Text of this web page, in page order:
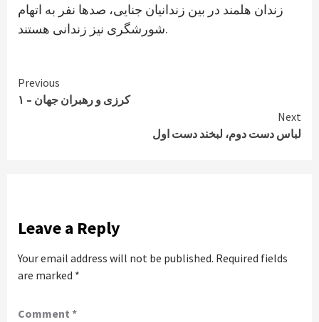
زندان هلمند در بین زندانیان جنایی، صدها نفر به اتهام
شورشگری نیز زندانی هستند.
Continue
Reading
Previous
کرزی و رهبران جهان – ۱
Next
لباس دست دوم، لبخند دست اول
Leave a Reply
Your email address will not be published. Required fields
are marked *
Comment *